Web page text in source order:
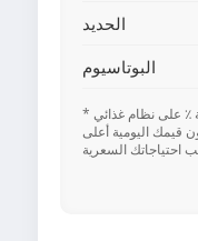
الحديد
البوتاسيوم
* تعتمد القيم اليومية المستندة إلى نسبة ٪ على نظام غذائي
قد تكون قيمك اليومية أعلى